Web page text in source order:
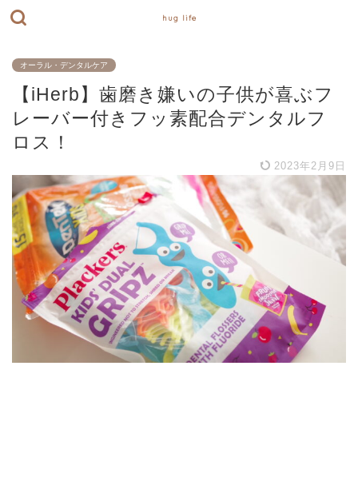
hug life
オーラル・デンタルケア
【iHerb】歯磨き嫌いの子供が喜ぶフ
レーバー付きフッ素配合デンタルフ
ロス！
2023年2月9日